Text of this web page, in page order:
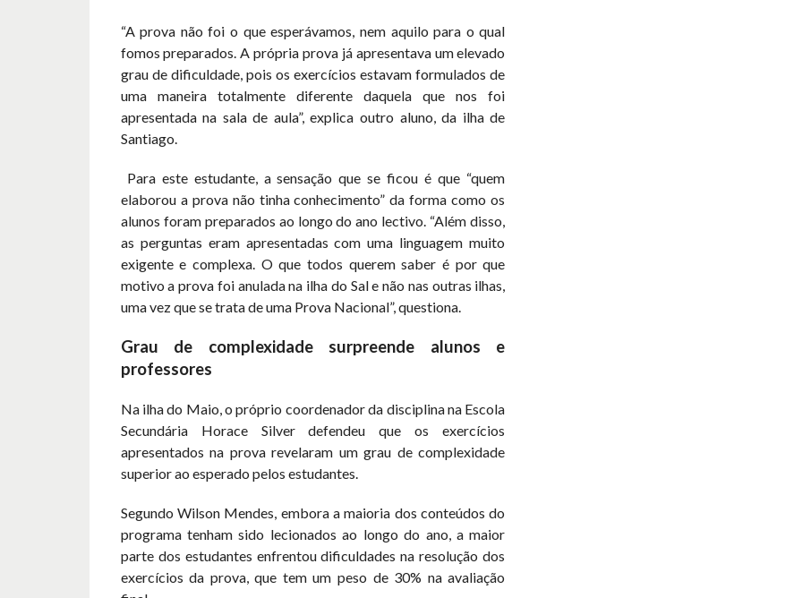
“A prova não foi o que esperávamos, nem aquilo para o qual
fomos preparados. A própria prova já apresentava um elevado
grau de dificuldade, pois os exercícios estavam formulados de
uma maneira totalmente diferente daquela que nos foi
apresentada na sala de aula”, explica outro aluno, da ilha de
Santiago.
Para este estudante, a sensação que se ficou é que “quem
elaborou a prova não tinha conhecimento” da forma como os
alunos foram preparados ao longo do ano lectivo. “Além disso,
as perguntas eram apresentadas com uma linguagem muito
exigente e complexa. O que todos querem saber é por que
motivo a prova foi anulada na ilha do Sal e não nas outras ilhas,
uma vez que se trata de uma Prova Nacional”, questiona.
Grau de complexidade surpreende alunos e
professores
Na ilha do Maio, o próprio coordenador da disciplina na Escola
Secundária Horace Silver defendeu que os exercícios
apresentados na prova revelaram um grau de complexidade
superior ao esperado pelos estudantes.
Segundo Wilson Mendes, embora a maioria dos conteúdos do
programa tenham sido lecionados ao longo do ano, a maior
parte dos estudantes enfrentou dificuldades na resolução dos
exercícios da prova, que tem um peso de 30% na avaliação